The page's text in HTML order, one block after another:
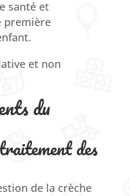
santéet
première
et non
du
des
de la crèche